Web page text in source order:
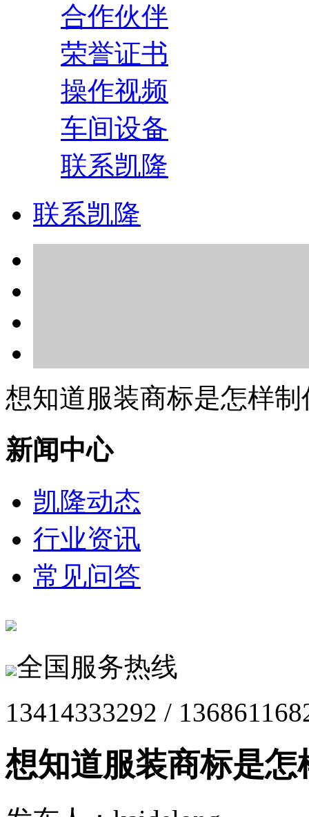
合作伙伴
荣誉证书
操作视频
车间设备
联系凯隆
联系凯隆
想知道服装商标是怎样制
新闻中心
凯隆动态
行业资讯
常见问答
全国服务热线
13414333292 /
想知道服装商标是怎